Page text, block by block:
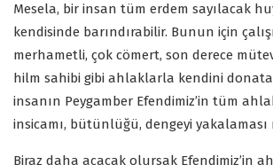
Mesela, bir insan tüm erdem sayılacak
kendisinde barındırabilir. Bunun için
merhametli, çok cömert, son derece
hilm sahibi gibi ahlaklarla kendini
insanın Peygamber Efendimiz’in tüm
insicamı, bütünlüğü, dengeyi
Biraz daha açacak olursak Efendimiz’in